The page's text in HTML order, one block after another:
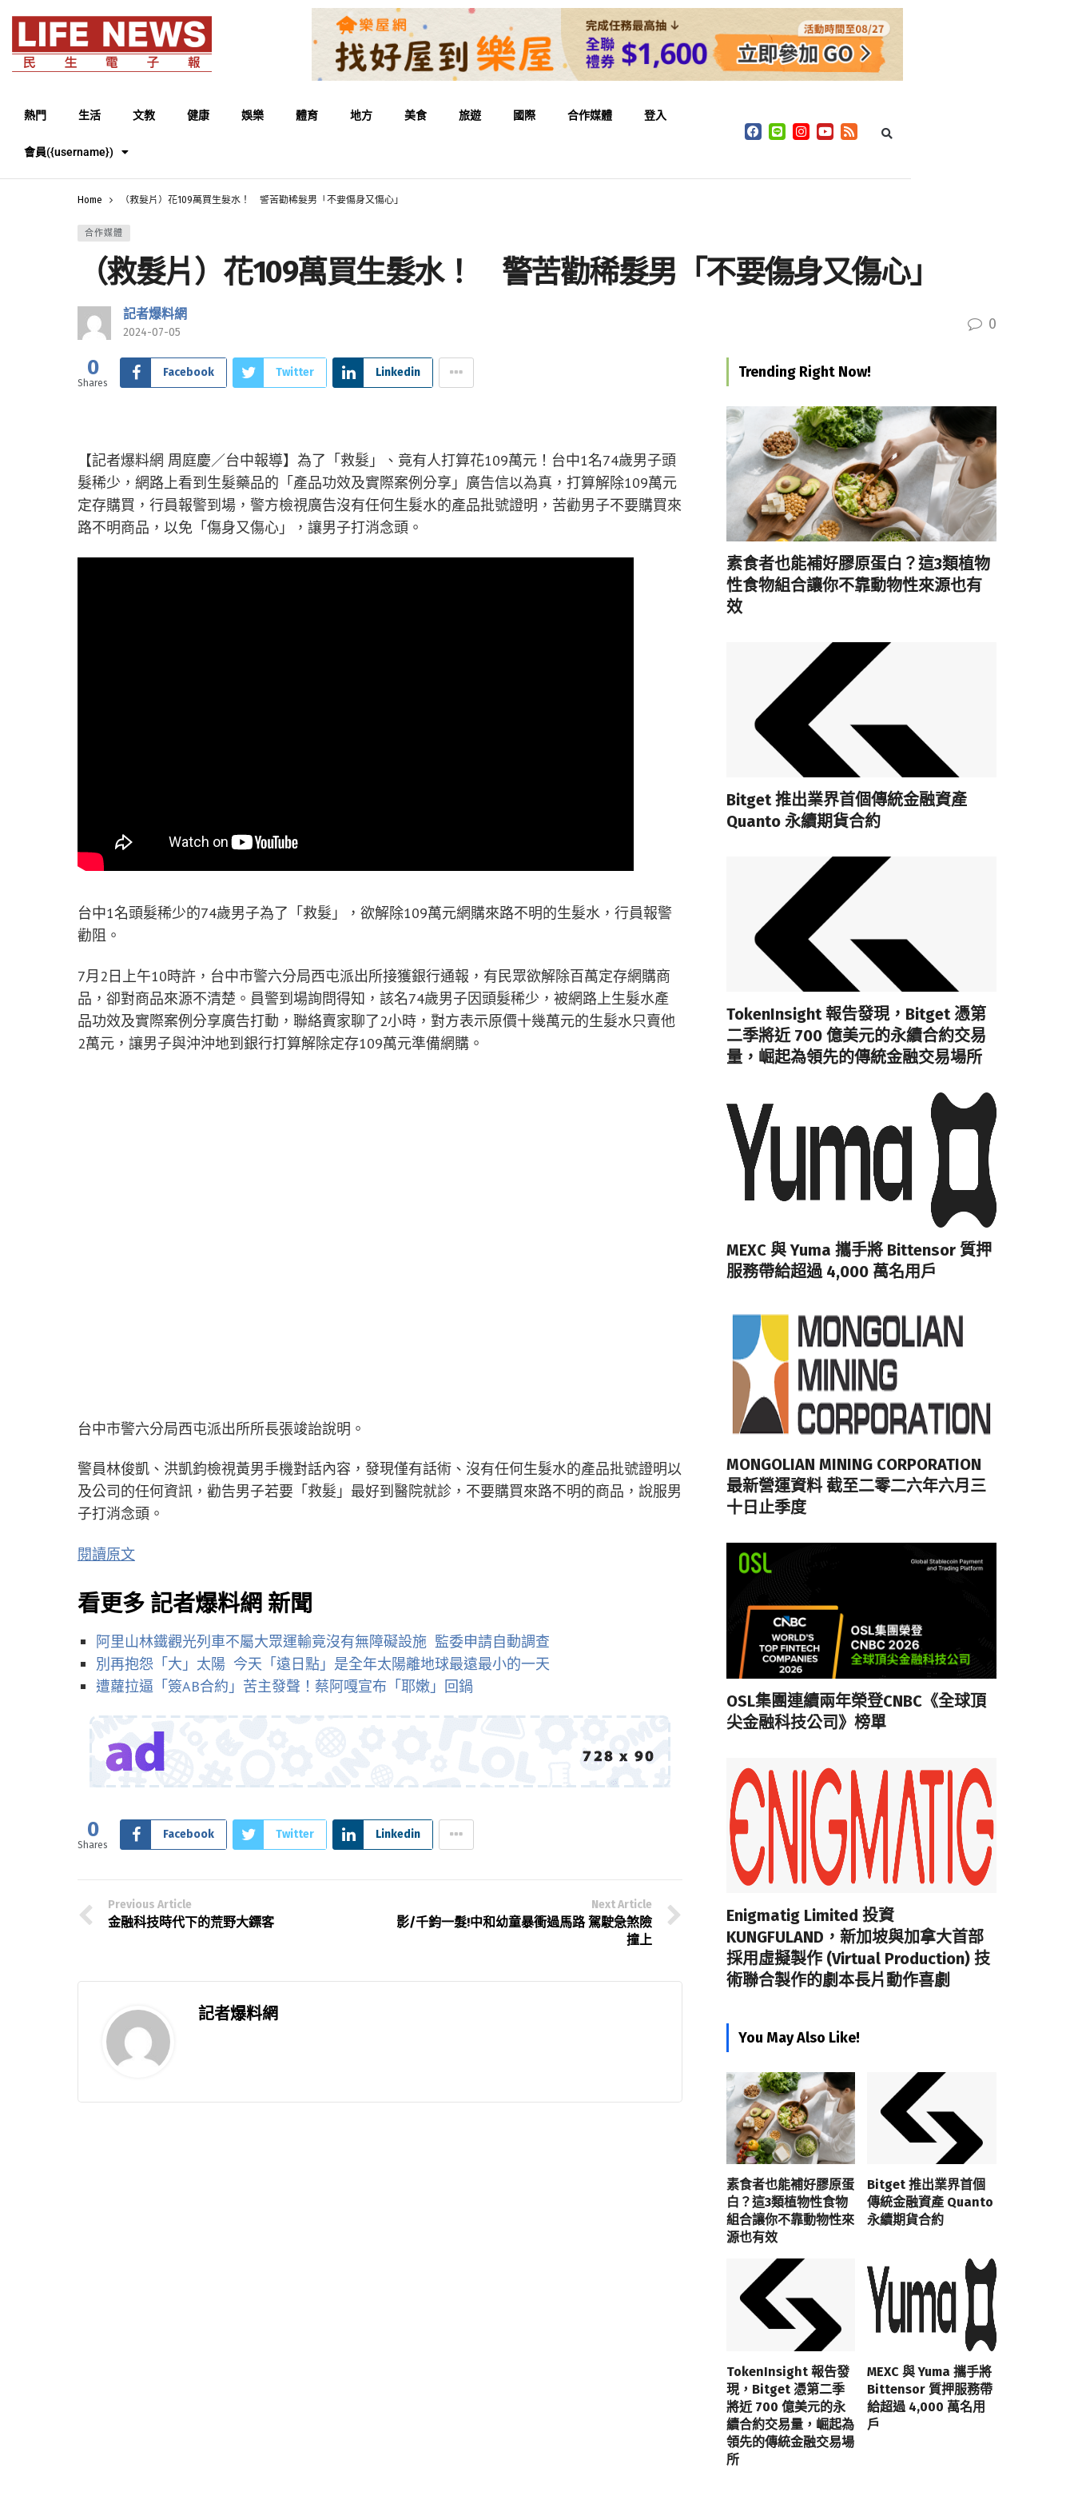
熱門 生活 文教 健康 娛樂 體育 地方 美食 旅遊 國際 合作媒體 登入
會員({username})
Home （救髮片）花109萬買生髮水！ 警苦勸稀髮男「不要傷身又傷心」
合作媒體
（救髮片）花109萬買生髮水！ 警苦勸稀髮男「不要傷身又傷心」
記者爆料網
2024-07-05 0
0
Shares
Facebook Twitter Linkedin
【記者爆料網 周庭慶／台中報導】為了「救髮」、竟有人打算花109萬元！台中1名74歲男子頭
髮稀少，網路上看到生髮藥品的「產品功效及實際案例分享」廣告信以為真，打算解除109萬元
定存購買，行員報警到場，警方檢視廣告沒有任何生髮水的產品批號證明，苦勸男子不要購買來
路不明商品，以免「傷身又傷心」，讓男子打消念頭。
台中1名頭髮稀少的74歲男子為了「救髮」，欲解除109萬元網購來路不明的生髮水，行員報警
勸阻。
7月2日上午10時許，台中市警六分局西屯派出所接獲銀行通報，有民眾欲解除百萬定存網購商
品，卻對商品來源不清楚。員警到場詢問得知，該名74歲男子因頭髮稀少，被網路上生髮水產
品功效及實際案例分享廣告打動，聯絡賣家聊了2小時，對方表示原價十幾萬元的生髮水只賣他
2萬元，讓男子與沖沖地到銀行打算解除定存109萬元準備網購。
台中市警六分局西屯派出所所長張竣詒說明。
警員林俊凱、洪凱鈞檢視黃男手機對話內容，發現僅有話術、沒有任何生髮水的產品批號證明以
及公司的任何資訊，勸告男子若要「救髮」最好到醫院就診，不要購買來路不明的商品，說服男
子打消念頭。
閱讀原文
看更多 記者爆料網 新聞
阿里山林鐵觀光列車不屬大眾運輸竟沒有無障礙設施 監委申請自動調查
別再抱怨「大」太陽 今天「遠日點」是全年太陽離地球最遠最小的一天
遭蘿拉逼「簽AB合約」苦主發聲！蔡阿嘎宣布「耶嫩」回鍋
0
Shares
Facebook Twitter Linkedin
Previous Article
金融科技時代下的荒野大鏢客
Next Article
影/千鈞一髮!中和幼童暴衝過馬路 駕駛急煞險
撞上
記者爆料網
Trending Right Now!
素食者也能補好膠原蛋白？這3類植物
性食物組合讓你不靠動物性來源也有
效
Bitget 推出業界首個傳統金融資產
Quanto 永續期貨合約
TokenInsight 報告發現，Bitget 憑第
二季將近 700 億美元的永續合約交易
量，崛起為領先的傳統金融交易場所
MEXC 與 Yuma 攜手將 Bittensor 質押
服務帶給超過 4,000 萬名用戶
MONGOLIAN MINING CORPORATION
最新營運資料 截至二零二六年六月三
十日止季度
OSL集團連續兩年榮登CNBC《全球頂
尖金融科技公司》榜單
Enigmatig Limited 投資
KUNGFULAND，新加坡與加拿大首部
採用虛擬製作 (Virtual Production) 技
術聯合製作的劇本長片動作喜劇
You May Also Like!
素食者也能補好膠原蛋
白？這3類植物性食物
組合讓你不靠動物性來
源也有效
Bitget 推出業界首個
傳統金融資產 Quanto
永續期貨合約
TokenInsight 報告發
現，Bitget 憑第二季
將近 700 億美元的永
續合約交易量，崛起為
領先的傳統金融交易場
所
MEXC 與 Yuma 攜手將
Bittensor 質押服務帶
給超過 4,000 萬名用
戶